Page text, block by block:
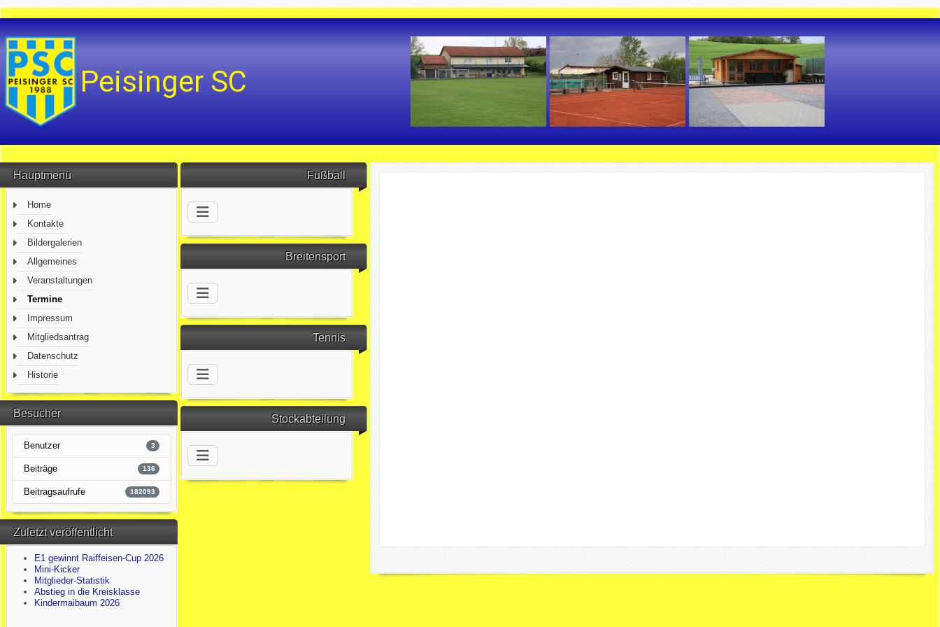
Hauptmenü
Home
Kontakte
Bildergalerien
Allgemeines
Veranstaltungen
Termine
Impressum
Mitgliedsantrag
Datenschutz
Historie
Besucher
Benutzer 3
Beiträge 136
Beitragsaufrufe 182093
Zuletzt veröffentlicht
E1 gewinnt Raiffeisen-Cup 2026
Mini-Kicker
Mitglieder-Statistik
Abstieg in die Kreisklasse
Kindermaibaum 2026
Fußball
Breitensport
Tennis
Stockabteilung